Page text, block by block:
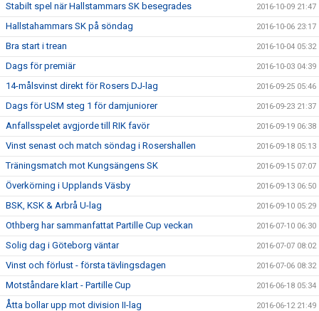
Stabilt spel när Hallstammars SK besegrades 2016-10-09 21:47
Hallstahammars SK på söndag 2016-10-06 23:17
Bra start i trean 2016-10-04 05:32
Dags för premiär 2016-10-03 04:39
14-målsvinst direkt för Rosers DJ-lag 2016-09-25 05:46
Dags för USM steg 1 för damjuniorer 2016-09-23 21:37
Anfallsspelet avgjorde till RIK favör 2016-09-19 06:38
Vinst senast och match söndag i Rosershallen 2016-09-18 05:13
Träningsmatch mot Kungsängens SK 2016-09-15 07:07
Överkörning i Upplands Väsby 2016-09-13 06:50
BSK, KSK & Arbrå U-lag 2016-09-10 05:29
Othberg har sammanfattat Partille Cup veckan 2016-07-10 06:30
Solig dag i Göteborg väntar 2016-07-07 08:02
Vinst och förlust - första tävlingsdagen 2016-07-06 08:32
Motståndare klart - Partille Cup 2016-06-18 05:34
Åtta bollar upp mot division II-lag 2016-06-12 21:49